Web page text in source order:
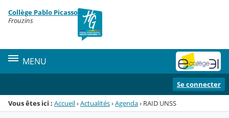
Menu de la rubrique
Contenu
Collège Pablo Picasso
Frouzins
MENU
Se connecter
Vous êtes ici : Accueil›Actualités›Agenda› RAID UNSS